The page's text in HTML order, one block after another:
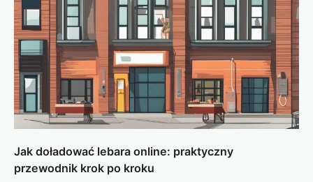
Jak doładować lebara online: praktyczny
przewodnik krok po kroku